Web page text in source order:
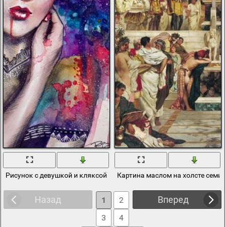
Рисунок с девушкой и кляксой на холстеКартина маслом на холсте
Назад Вперед
1
2
3
4